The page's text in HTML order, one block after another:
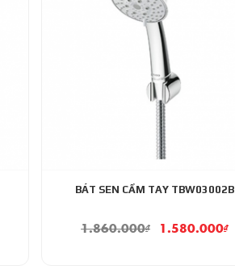
BÁT SEN CẦM TAY TBW03002B
1.860.000₫ 1.580.000₫